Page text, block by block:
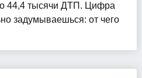
44,4 тысячи ДТП. Цифра
задумываешься: от чего